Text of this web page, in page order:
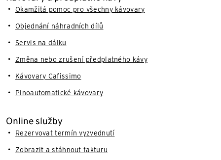
Okamžitá pomoc pro všechny kávovary
Objednání náhradních dílů
Servis na dálku
Změna nebo zrušení předplatného kávy
Kávovary Cafissimo
Plnoautomatické kávovary
Online služby
Rezervovat termín vyzvednutí
Zobrazit a stáhnout fakturu